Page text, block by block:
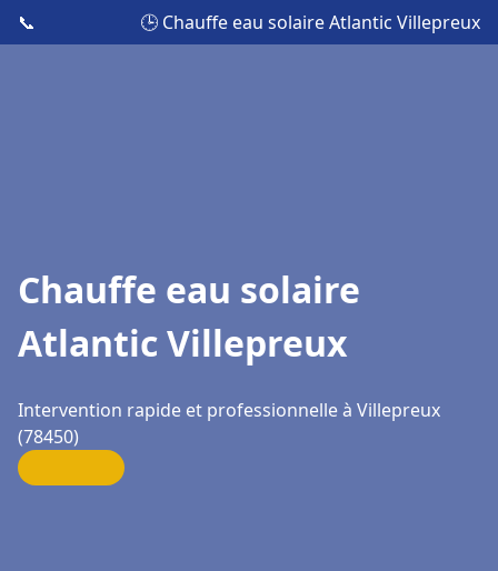
📞 🕒 Chauffe eau solaire Atlantic Villepreux
Chauffe eau solaire
Atlantic Villepreux
Intervention rapide et professionnelle à Villepreux
(78450)